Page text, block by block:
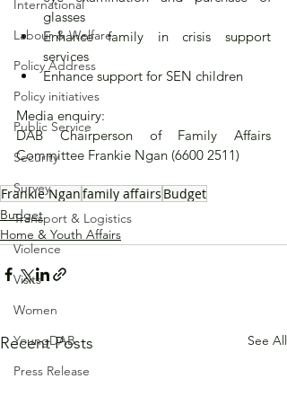
International
Labour & Welfare
Policy Address
Policy initiatives
Public Service
Security
Survey
Transport & Logistics
Violence
Visits
Women
YoungDAB
Press Release
glasses
Enhance family in crisis support
services
Enhance support for SEN children
Media enquiry:
DAB Chairperson of Family Affairs
Committee Frankie Ngan (6600 2511)
Frankie Nganfamily affairs Budget
Budget
Home & Youth Affairs
Recent Posts See All